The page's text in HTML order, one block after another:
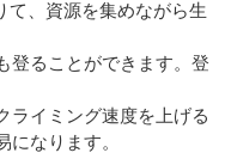
て、資源を集めながら生
登ることができます。登
ライミング速度を上げる
なります。